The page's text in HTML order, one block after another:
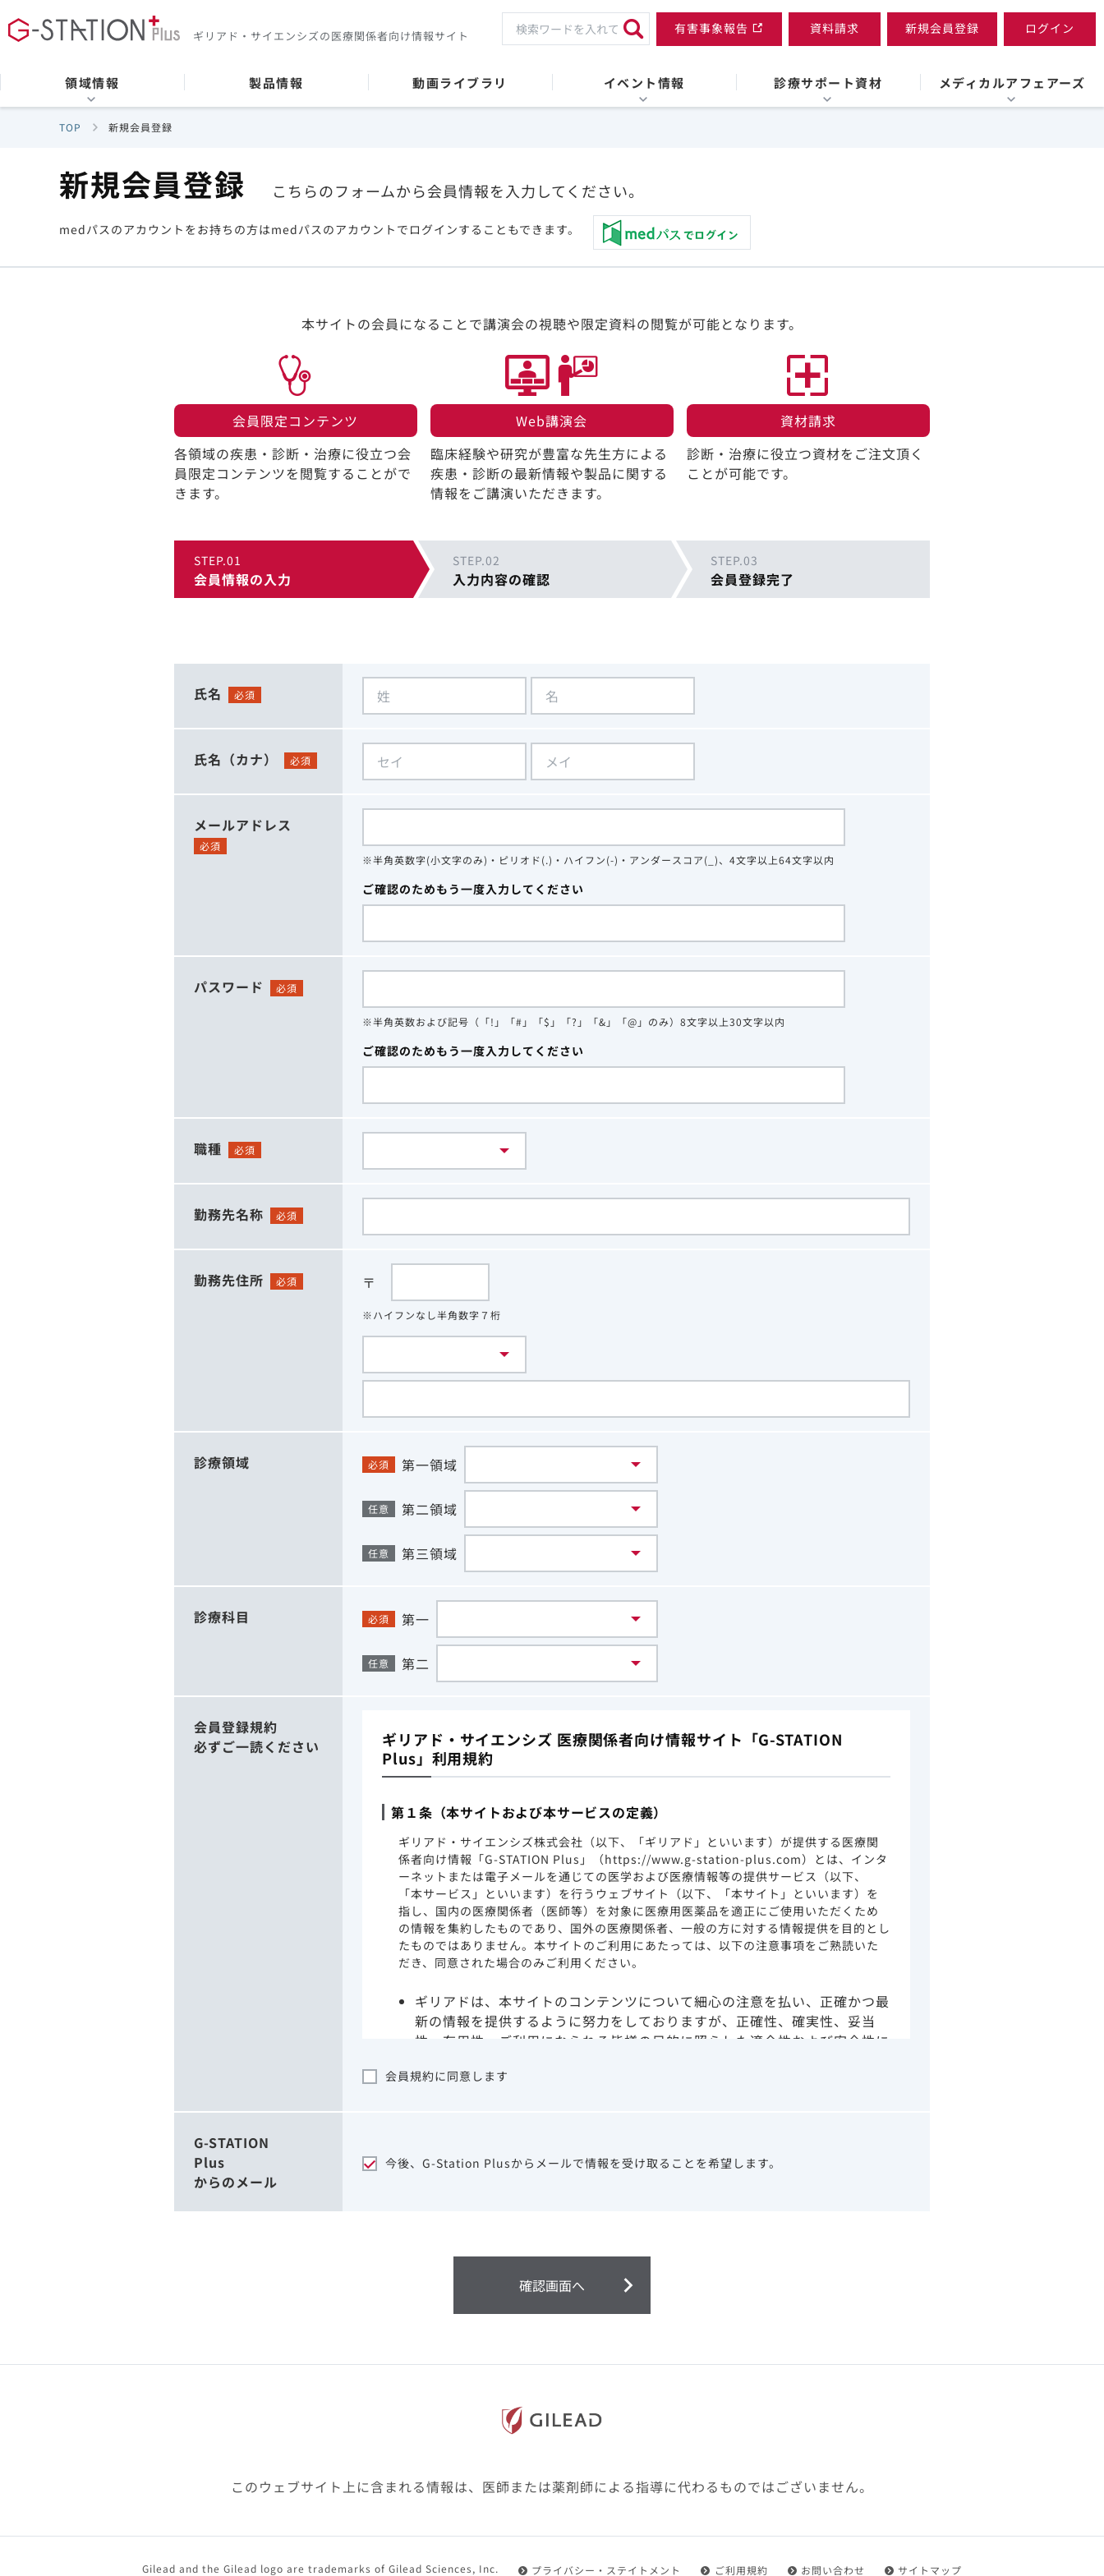
ギリアド・サイエンシズの医療関係者向け情報サイト 有害事象報告 資料請求 新規会員登録 ログイン
領域情報 製品情報 動画ライブラリ イベント情報 診療サポート資材 メディカルアフェアーズ
TOP 新規会員登録
新規会員登録 こちらのフォームから会員情報を入力してください。
medパスのアカウントをお持ちの方はmedパスのアカウントでログインすることもできます。
本サイトの会員になることで講演会の視聴や限定資料の閲覧が可能となります。
会員限定コンテンツ​
各領域の疾患・診断・治療に役立つ会
員限定コンテンツを閲覧することがで
きます。​
Web講演会​
臨床経験や研究が豊富な先生方による
疾患・診断の最新情報や製品に関する
情報をご講演いただきます。
資材請求​
診断・治療に役立つ資材をご注文頂く
ことが可能です。
STEP.01
会員情報の入力
STEP.02
入力内容の確認
STEP.03
会員登録完了
氏名 必須
氏名（カナ） 必須
メールアドレス
必須
※半角英数字(小文字のみ)・ピリオド(.)・ハイフン(-)・アンダースコア(_)、4文字以上64文字以内
ご確認のためもう一度入力してください
パスワード 必須
※半角英数および記号（「!」「#」「$」「?」「&」「@」のみ）8文字以上30文字以内
ご確認のためもう一度入力してください
職種 必須
勤務先名称 必須
勤務先住所 必須 〒
※ハイフンなし半角数字７桁
診療領域 必須 第一領域
任意 第二領域
任意 第三領域
診療科目 必須 第一
任意 第二
会員登録規約
必ずご一読ください
ギリアド・サイエンシズ 医療関係者向け情報サイト「G-STATION
Plus」利用規約
第１条（本サイトおよび本サービスの定義）
ギリアド・サイエンシズ株式会社（以下、「ギリアド」といいます）が提供する医療関
係者向け情報「G-STATION Plus」（https://www.g-station-plus.com）とは、インタ
ーネットまたは電子メールを通じての医学および医療情報等の提供サービス（以下、
「本サービス」といいます）を行うウェブサイト（以下、「本サイト」といいます）を
指し、国内の医療関係者（医師等）を対象に医療用医薬品を適正にご使用いただくため
の情報を集約したものであり、国外の医療関係者、一般の方に対する情報提供を目的とし
たものではありません。本サイトのご利用にあたっては、以下の注意事項をご熟読いた
だき、同意された場合のみご利用ください。
ギリアドは、本サイトのコンテンツについて細心の注意を払い、正確かつ最
新の情報を提供するように努力をしておりますが、正確性、確実性、妥当
性、有用性、ご利用になられる皆様の目的に照らした適合性および安全性に
サイトを利用することまたは利用できなかったことより生じる損害について
本サイト内の情報は、医師その他医療関係者が行なうべきアドバイスやサー
第２条（会員）
1.会員とは、医療関係者の方で、本サービスの利用規約（以下、「本規約」といいます）
4.会員は、設置した機器がギリアドの示す利用環境に適合していない場合や自らの機器の
設定により本サービスの利用ができない場合があることを予め了承するものとします。ま
5.会員は、登録した会員情報に変更が生じた場合には、その都度速やかに本サイト内に設
会員規約に同意します
G-STATION
Plus
からのメール
今後、G-Station Plusからメールで情報を受け取ることを希望します。
確認画面へ
このウェブサイト上に含まれる情報は、医師または薬剤師による指導に代わるものではございません。
Gilead and the Gilead logo are trademarks of Gilead Sciences, Inc. プライバシー・ステイトメント ご利用規約 お問い合わせ サイトマップ